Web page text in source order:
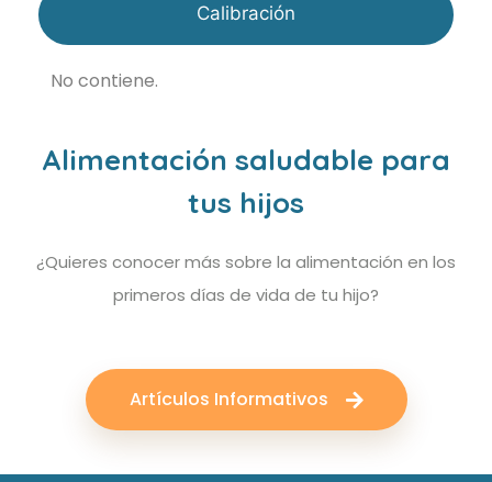
Calibración
No contiene.
Alimentación saludable para
tus hijos
¿Quieres conocer más sobre la alimentación en los
primeros días de vida de tu hijo?
Artículos Informativos